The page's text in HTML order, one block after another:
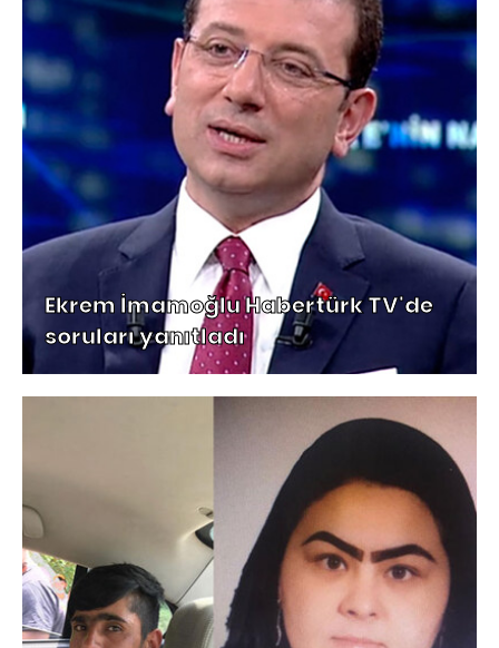
Ekrem İmamoğlu Habertürk TV'de
soruları yanıtladı